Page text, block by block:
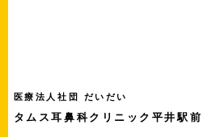
医療法人社団 だいだい
タムス耳鼻科クリニック平井駅前